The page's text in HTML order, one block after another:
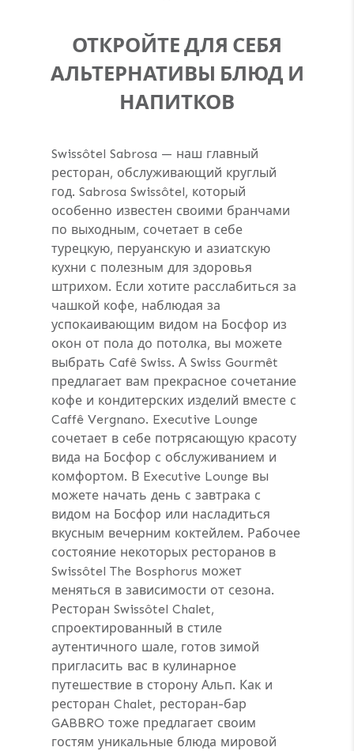
ОТКРОЙТЕ ДЛЯ СЕБЯ
АЛЬТЕРНАТИВЫ БЛЮД И
НАПИТКОВ
Swissôtel Sabrosa — наш главный
ресторан, обслуживающий круглый
год. Sabrosa Swissôtel, который
особенно известен своими бранчами
по выходным, сочетает в себе
турецкую, перуанскую и азиатскую
кухни с полезным для здоровья
штрихом. Если хотите расслабиться за
чашкой кофе, наблюдая за
успокаивающим видом на Босфор из
окон от пола до потолка, вы можете
выбрать Cafê Swiss. А Swiss Gourmêt
предлагает вам прекрасное сочетание
кофе и кондитерских изделий вместе с
Caffê Vergnano. Executive Lounge
сочетает в себе потрясающую красоту
вида на Босфор с обслуживанием и
комфортом. В Executive Lounge вы
можете начать день с завтрака с
видом на Босфор или насладиться
вкусным вечерним коктейлем. Рабочее
состояние некоторых ресторанов в
Swissôtel The Bosphorus может
меняться в зависимости от сезона.
Ресторан Swissôtel Chalet,
спроектированный в стиле
аутентичного шале, готов зимой
пригласить вас в кулинарное
путешествие в сторону Альп. Как и
ресторан Chalet, ресторан-бар
GABBRO тоже предлагает своим
гостям уникальные блюда мировой